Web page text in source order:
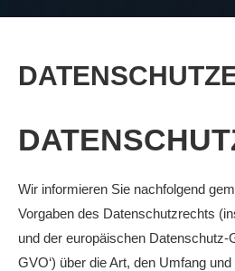
VEREIN
Das Clubhaus
Mitgliedschaft
Downloads
Wir informieren Sie nachfolgend
Vorgaben des Datenschutzrechts
und der europäischen Datenschutz-
GVO‘) über die Art, den Umfang